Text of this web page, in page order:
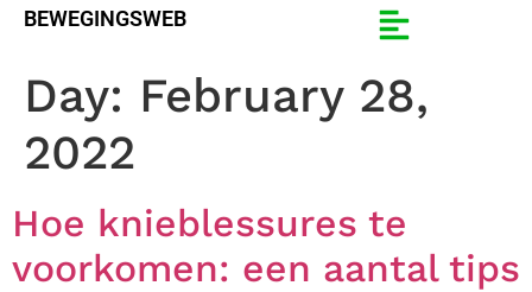
BEWEGINGSWEB
Day: February 28,
2022
Hoe knieblessures te
voorkomen: een aantal tips